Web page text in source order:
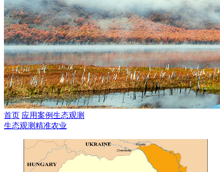
首页 应用案例生态观测
生态观测精准农业